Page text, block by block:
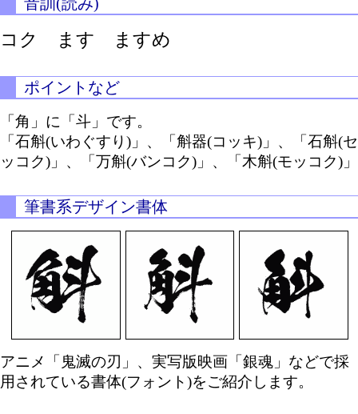
コク ます ますめ
ポイントなど
「角」に「斗」です。
「石斛(いわぐすり)」、「斛器(コッキ)」、「石斛(セ
ッコク)」、「万斛(バンコク)」、「木斛(モッコク)」
筆書系デザイン書体
アニメ「鬼滅の刃」、実写版映画「銀魂」などで採
用されている書体(フォント)をご紹介します。